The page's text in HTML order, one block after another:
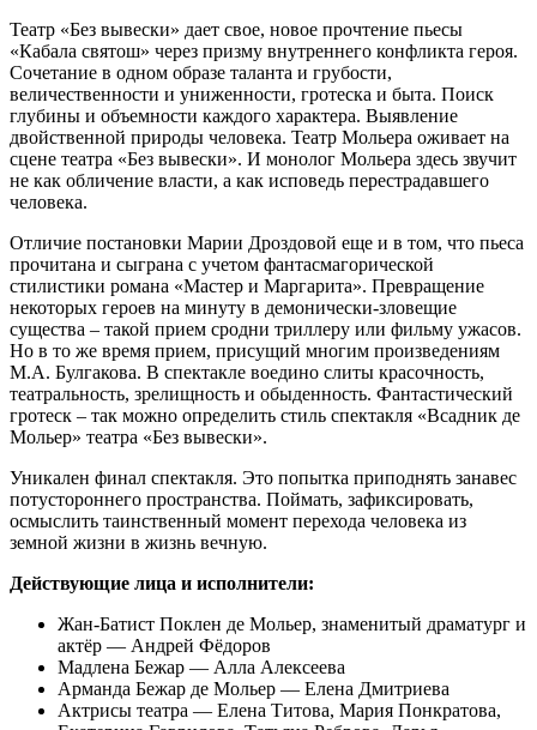
Театр «Без вывески» дает свое, новое прочтение пьесы
«Кабала святош» через призму внутреннего конфликта героя.
Сочетание в одном образе таланта и грубости,
величественности и униженности, гротеска и быта. Поиск
глубины и объемности каждого характера. Выявление
двойственной природы человека. Театр Мольера оживает на
сцене театра «Без вывески». И монолог Мольера здесь звучит
не как обличение власти, а как исповедь перестрадавшего
человека.
Отличие постановки Марии Дроздовой еще и в том, что пьеса
прочитана и сыграна с учетом фантасмагорической
стилистики романа «Мастер и Маргарита». Превращение
некоторых героев на минуту в демонически-зловещие
существа – такой прием сродни триллеру или фильму ужасов.
Но в то же время прием, присущий многим произведениям
М.А. Булгакова. В спектакле воедино слиты красочность,
театральность, зрелищность и обыденность. Фантастический
гротеск – так можно определить стиль спектакля «Всадник де
Мольер» театра «Без вывески».
Уникален финал спектакля. Это попытка приподнять занавес
потустороннего пространства. Поймать, зафиксировать,
осмыслить таинственный момент перехода человека из
земной жизни в жизнь вечную.
Действующие лица и исполнители:
Жан-Батист Поклен де Мольер, знаменитый драматург и
актёр — Андрей Фёдоров
Мадлена Бежар — Алла Алексеева
Арманда Бежар де Мольер — Елена Дмитриева
Актрисы театра — Елена Титова, Мария Понкратова,